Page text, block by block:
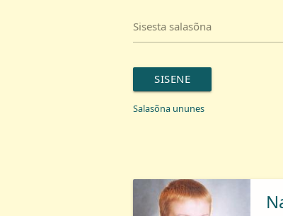
Sisesta salasõna
SISENE
Salasõna ununes